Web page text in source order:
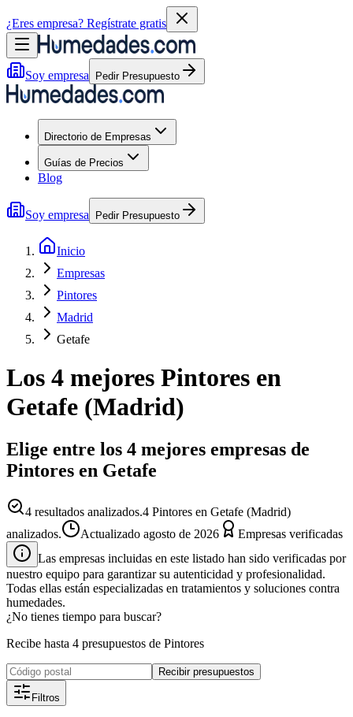
¿Eres empresa? Regístrate gratis
Soy empresa Pedir Presupuesto
Directorio de Empresas
Guías de Precios
Blog
Soy empresa Pedir Presupuesto
Inicio
Empresas
Pintores
Madrid
Getafe
Los 4 mejores Pintores en
Getafe (Madrid)
Elige entre los 4 mejores empresas de
Pintores en Getafe
4 resultados analizados.4 Pintores en Getafe (Madrid)
analizados.
Actualizado agosto de 2026
Empresas verificadas
Las empresas incluidas en este listado han sido verificadas por
nuestro equipo para garantizar su autenticidad y profesionalidad.
Todas ellas están especializadas en tratamientos y soluciones contra
humedades.
¿No tienes tiempo para buscar?
Recibe hasta 4 presupuestos de Pintores
Recibir presupuestos
Filtros